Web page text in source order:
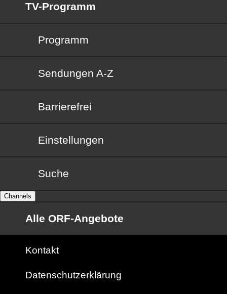
TV-Programm
Programm
Sendungen von A bis Z
Sendungen A-Z
Barrierefrei
Barrierefrei
Einstellungen
Suche
Channels
Alle ORF-Angebote
Kontakt
Datenschutzerklärung